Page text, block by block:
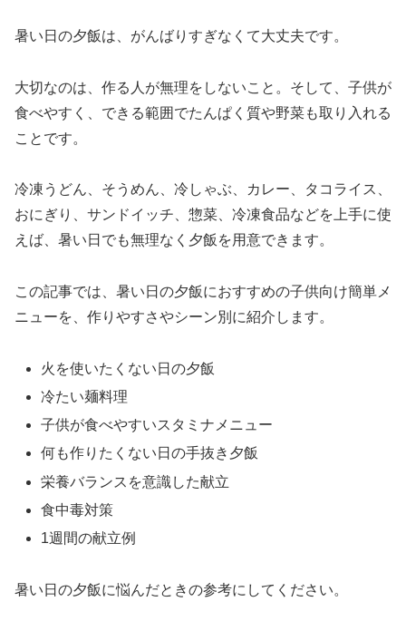
暑い日の夕飯は、がんばりすぎなくて大丈夫です。
大切なのは、作る人が無理をしないこと。そして、子供が
食べやすく、できる範囲でたんぱく質や野菜も取り入れる
ことです。
冷凍うどん、そうめん、冷しゃぶ、カレー、タコライス、
おにぎり、サンドイッチ、惣菜、冷凍食品などを上手に使
えば、暑い日でも無理なく夕飯を用意できます。
この記事では、暑い日の夕飯におすすめの子供向け簡単メ
ニューを、作りやすさやシーン別に紹介します。
火を使いたくない日の夕飯
冷たい麺料理
子供が食べやすいスタミナメニュー
何も作りたくない日の手抜き夕飯
栄養バランスを意識した献立
食中毒対策
1週間の献立例
暑い日の夕飯に悩んだときの参考にしてください。